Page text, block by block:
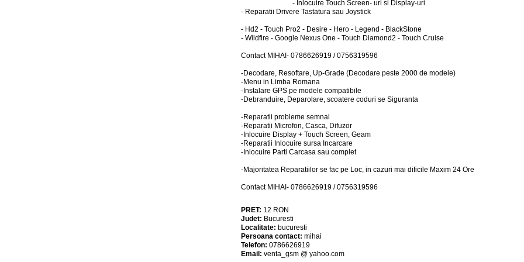
- Inlocuire Touch Screen- uri si Display-uri
- Reparatii Drivere Tastatura sau Joystick
- Hd2 - Touch Pro2 - Desire - Hero - Legend - BlackStone
- Wildfire - Google Nexus One - Touch Diamond2 - Touch Cruise
Contact MIHAI- 0786626919 / 0756319596
-Decodare, Resoftare, Up-Grade (Decodare peste 2000 de modele)
-Menu in Limba Romana
-Instalare GPS pe modele compatibile
-Debranduire, Deparolare, scoatere coduri se Siguranta
-Reparatii probleme semnal
-Reparatii Microfon, Casca, Difuzor
-Inlocuire Display + Touch Screen, Geam
-Reparatii Inlocuire sursa Incarcare
-Inlocuire Parti Carcasa sau complet
-Majoritatea Reparatiilor se fac pe Loc, in cazuri mai dificile Maxim 24 Ore
Contact MIHAI- 0786626919 / 0756319596
PRET: 12 RON
Judet: Bucuresti
Localitate: bucuresti
Persoana contact: mihai
Telefon: 0786626919
Email: venta_gsm @ yahoo.com